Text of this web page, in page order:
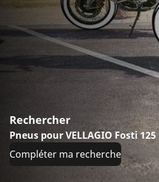
Rechercher
Pneus pour VELLAGIO Fosti 125
Compléter ma recherche